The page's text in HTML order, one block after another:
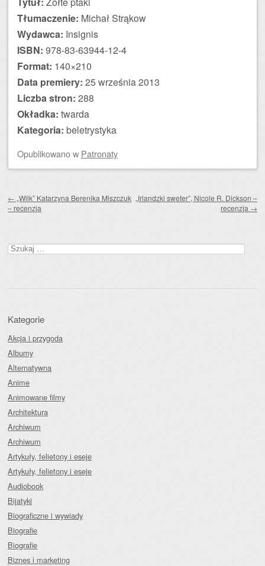
Tłumaczenie: Michał Strąkow
Wydawca: Insignis
ISBN: 978-83-63944-12-4
Format: 140×210
Data premiery: 25 września 2013
Liczba stron: 288
Okładka: twarda
Kategoria: beletrystyka
Opublikowanow Patronaty
← „Wilk” Katarzyna Berenika Miszczuk
– recenzja
„Irlandzki sweter”, Nicole R. Dickson –
recenzja →
Szukaj:
Kategorie
Akcja i przygoda
Albumy
Alternatywna
Anime
Animowane filmy
Architektura
Archiwum
Archiwum
Artykuły, felietony i eseje
Artykuły, felietony i eseje
Audiobook
Bijatyki
Biograficzne i wywiady
Biografie
Biografie
Biznes i marketing